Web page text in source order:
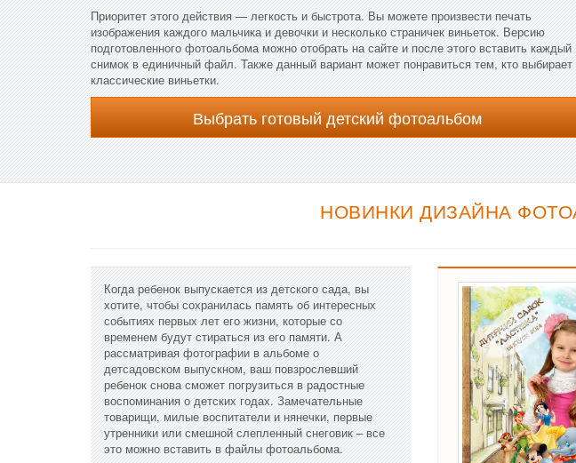
Приоритет этого действия — легкость и быстрота. Вы можете произвести печать
изображения каждого мальчика и девочки и несколько страничек виньеток. Версию
подготовленного фотоальбома можно отобрать на сайте и после этого вставить каждый
снимок в единичный файл. Также данный вариант может понравиться тем, кто выбирает
классические виньетки.
Выбрать готовый детский фотоальбом
НОВИНКИ ДИЗАЙНА
Когда ребенок выпускается из детского сада, вы
хотите, чтобы сохранилась память об интересных
событиях первых лет его жизни, которые со
временем будут стираться из его памяти. А
рассматривая фотографии в альбоме о
детсадовском выпускном, ваш повзрослевший
ребенок снова сможет погрузиться в радостные
воспоминания о детских годах. Замечательные
товарищи, милые воспитатели и нянечки, первые
утренники или смешной слепленный снеговик – все
это можно вставить в файлы фотоальбома.